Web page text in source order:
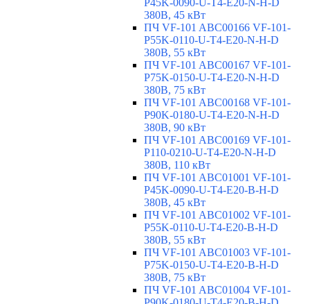
P45K-0090-U-T4-E20-N-H-D
380В, 45 кВт
ПЧ VF-101 ABC00166 VF-101-
P55K-0110-U-T4-E20-N-H-D
380В, 55 кВт
ПЧ VF-101 ABC00167 VF-101-
P75K-0150-U-T4-E20-N-H-D
380В, 75 кВт
ПЧ VF-101 ABC00168 VF-101-
P90K-0180-U-T4-E20-N-H-D
380В, 90 кВт
ПЧ VF-101 ABC00169 VF-101-
P110-0210-U-T4-E20-N-H-D
380В, 110 кВт
ПЧ VF-101 ABC01001 VF-101-
P45K-0090-U-T4-E20-B-H-D
380В, 45 кВт
ПЧ VF-101 ABC01002 VF-101-
P55K-0110-U-T4-E20-B-H-D
380В, 55 кВт
ПЧ VF-101 ABC01003 VF-101-
P75K-0150-U-T4-E20-B-H-D
380В, 75 кВт
ПЧ VF-101 ABC01004 VF-101-